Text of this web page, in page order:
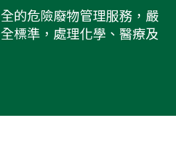
的危險廢物管理服務，嚴
標準，處理化學、醫療及